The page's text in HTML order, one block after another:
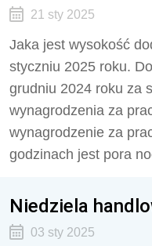
21 sty 2025
Jaka jest wysokość
styczniu 2025 roku.
grudniu 2024 roku za
wynagrodzenia za
wynagrodzenie za
godzinach jest pora
Niedziela
03 sty 2025